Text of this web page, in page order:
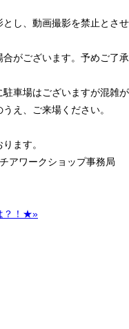
し、動画撮影を禁止とさせ
合がございます。予めご了承
車場はございますが混雑が
え、ご来場ください。
ます。
アワークショップ事務局
？！★»